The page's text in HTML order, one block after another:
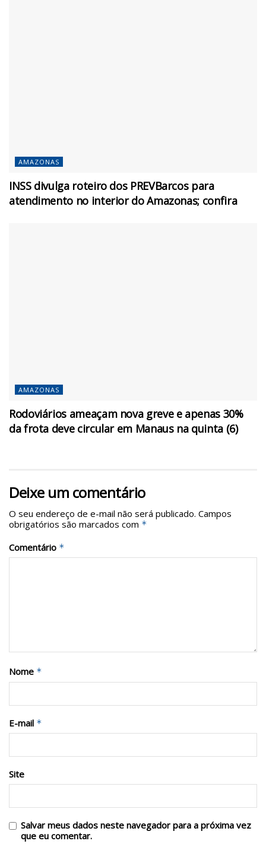
AMAZONAS
INSS divulga roteiro dos PREVBarcos para
atendimento no interior do Amazonas; confira
AMAZONAS
Rodoviários ameaçam nova greve e apenas 30%
da frota deve circular em Manaus na quinta (6)
Deixe um comentário
O seu endereço de e-mail não será publicado. Campos
obrigatórios são marcados com *
Comentário *
Nome *
E-mail *
Site
Salvar meus dados neste navegador para a próxima vez
que eu comentar.